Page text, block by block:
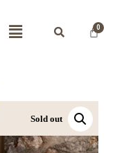
Sold out